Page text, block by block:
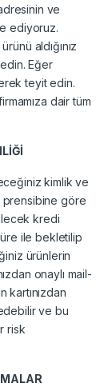
ve
ediyoruz.
aldığınız
Eğer
teyit edin.
dair tüm
kimlik ve
prensibine göre
kredi
ile bekletilip
ürünlerin
onaylı mail-
kartınızdan
ve bu
risk